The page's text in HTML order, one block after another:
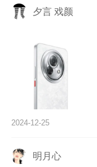
夕言 戏颜
2024-12-25
明月心